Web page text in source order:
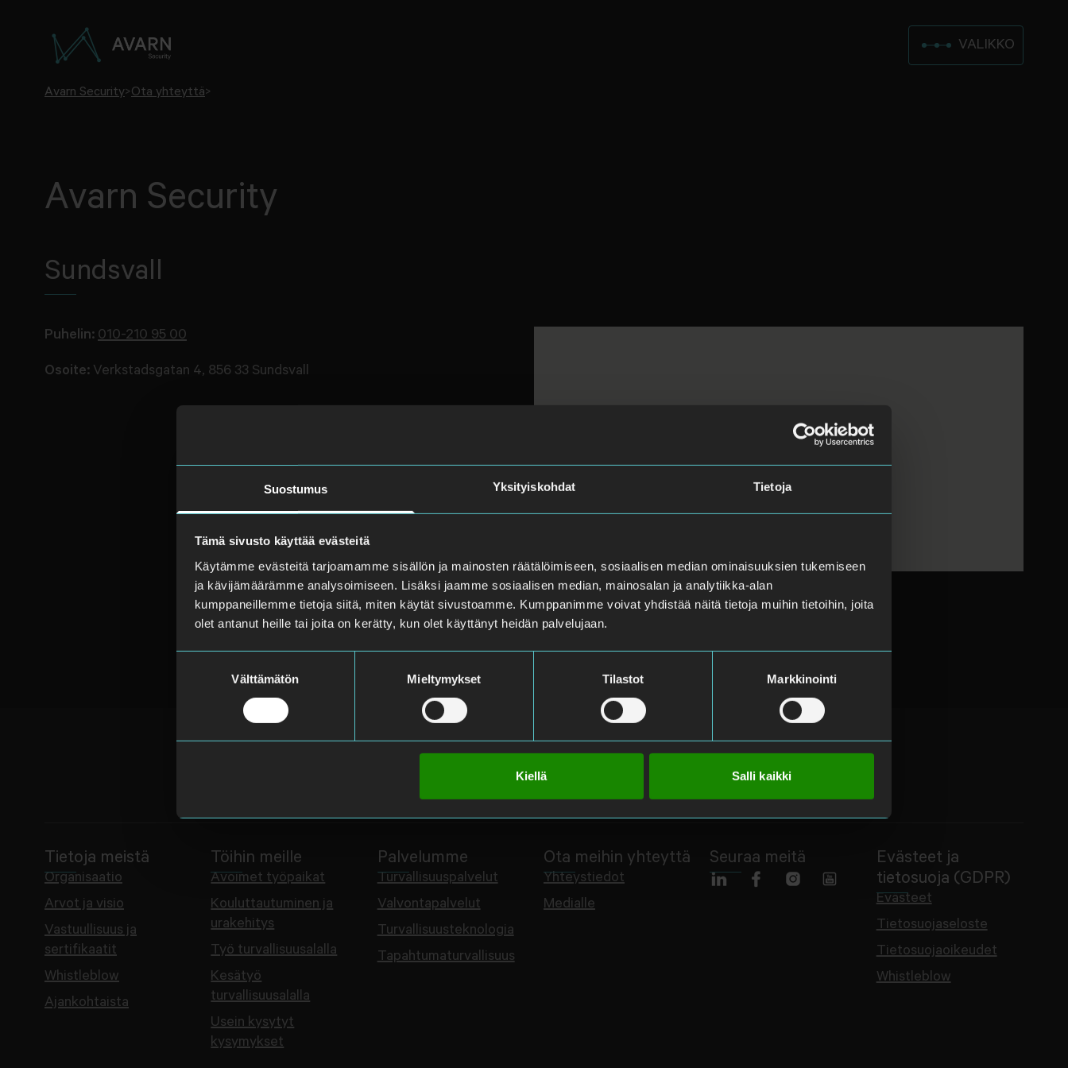
Suostumus Yksityiskohdat Tietoja
Tämä sivusto käyttää evästeitä
Käytämme evästeitä tarjoamamme sisällön ja mainosten räätälöimiseen, sosiaalisen median ominaisuuksien tukemiseen
ja kävijämäärämme analysoimiseen. Lisäksi jaamme sosiaalisen median, mainosalan ja analytiikka-alan
kumppaneillemme tietoja siitä, miten käytät sivustoamme. Kumppanimme voivat yhdistää näitä tietoja muihin tietoihin, joita
olet antanut heille tai joita on kerätty, kun olet käyttänyt heidän palvelujaan.
Välttämätön Mieltymykset Tilastot Markkinointi
Kiellä Salli kaikki
VALIKKO
Avarn Security>Ota yhteyttä>
Avarn Security
Sundsvall
Puhelin: 010-210 95 00
Osoite: Verkstadsgatan 4, 856 33 Sundsvall
Tietoja meistä
Organisaatio
Arvot ja visio
Vastuullisuus ja
sertifikaatit
Whistleblow
Ajankohtaista
Töihin meille
Avoimet työpaikat
Kouluttautuminen ja
urakehitys
Työ turvallisuusalalla
Kesätyö
turvallisuusalalla
Usein kysytyt
kysymykset
Palvelumme
Turvallisuuspalvelut
Valvontapalvelut
Turvallisuusteknologia
Tapahtumaturvallisuus
Ota meihin yhteyttä
Yhteystiedot
Medialle
Seuraa meitä
Evästeet ja
tietosuoja (GDPR)
Evästeet
Tietosuojaseloste
Tietosuojaoikeudet
Whistleblow